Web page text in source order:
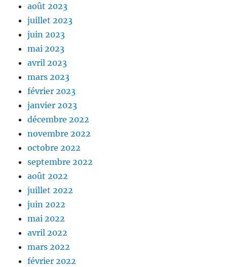
août 2023
juillet 2023
juin 2023
mai 2023
avril 2023
mars 2023
février 2023
janvier 2023
décembre 2022
novembre 2022
octobre 2022
septembre 2022
août 2022
juillet 2022
juin 2022
mai 2022
avril 2022
mars 2022
février 2022